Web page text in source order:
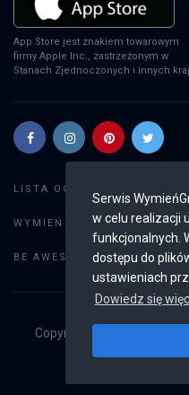
Serwis
w celu realizacji
funkcjonalnych.
dostępu do
ustawieniach
Dowiedz się
App Store jest znakiem towarowym
firmy Apple Inc., zastrzeżonym w
Stanach Zjednoczonych i innych
LISTA OGŁOSZEŃ:
WYMIEŃ GRY: Dodaj
BE AWESOME: Weryfikacja
Copyright © 2019 - 2026